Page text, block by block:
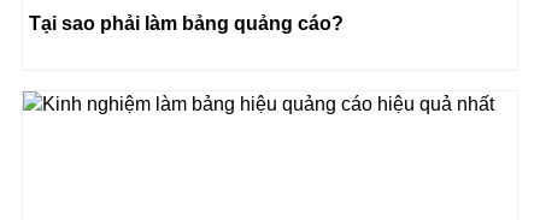
Tại sao phải làm bảng quảng cáo?